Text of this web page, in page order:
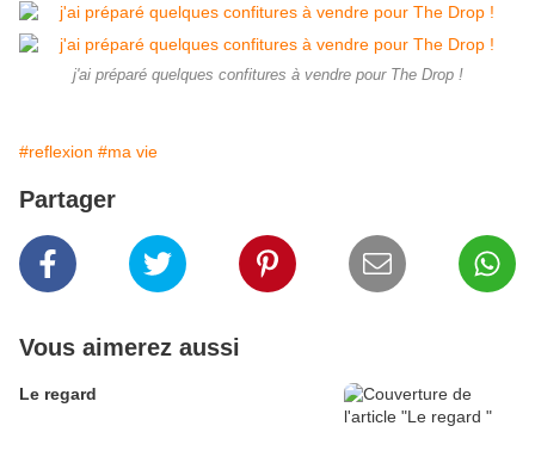
j'ai préparé quelques confitures à vendre pour The Drop !
#reflexion #ma vie
Partager
Vous aimerez aussi
Le regard